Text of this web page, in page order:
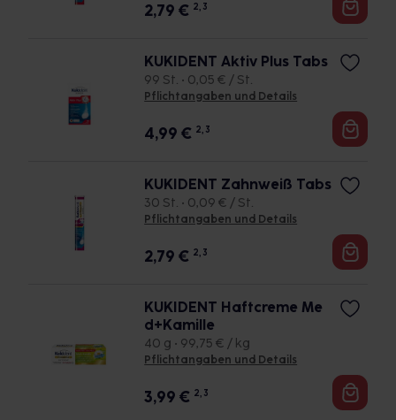
2,79€ 2, 3
KUKIDENT Aktiv Plus Tabs
99 St. • 0,05 € / St.
Pflichtangaben und Details
4,99€ 2, 3
KUKIDENT Zahnweiß Tabs
30 St. • 0,09 € / St.
Pflichtangaben und Details
2,79€ 2, 3
KUKIDENT Haftcreme Me
d+Kamille
40 g • 99,75 € / kg
Pflichtangaben und Details
3,99€ 2, 3